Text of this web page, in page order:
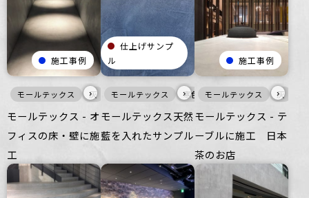
施工事例
モールテックス 灰 壁 床 つるつる オフィス
›
モールテックス - オ
フィスの床・壁に施
工
仕上げサンプ
ル
モールテックス 寒色 壁 マット オフィス
›
モールテックス天然
藍を入れたサンプル
施工事例
モールテックス 灰
›
モールテックス - テ
ーブルに施工 日本
茶のお店